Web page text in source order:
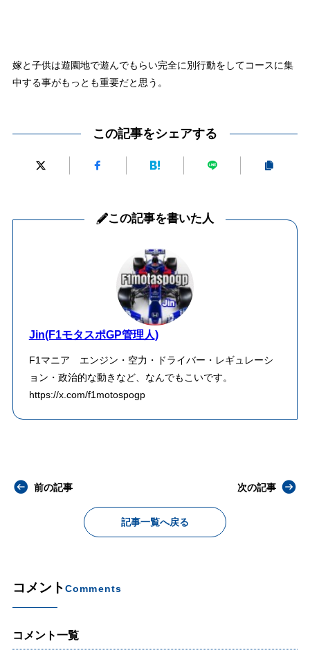
嫁と子供は遊園地で遊んでもらい完全に別行動をしてコースに集
中する事がもっとも重要だと思う。
この記事をシェアする
この記事を書いた人
Jin(F1モタスポGP管理人)
F1マニア エンジン・空力・ドライバー・レギュレーシ
ョン・政治的な動きなど、なんでもこいです。
https://x.com/f1motospogp
前の記事
記事一覧へ戻る
次の記事
コメントComments
コメント一覧